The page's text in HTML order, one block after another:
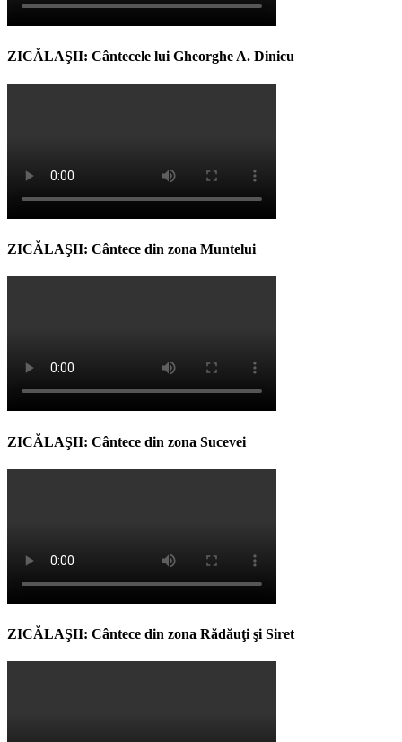
ZICĂLAŞII: Cântecele lui Gheorghe A. Dinicu
ZICĂLAŞII: Cântece din zona Muntelui
ZICĂLAŞII: Cântece din zona Sucevei
ZICĂLAŞII: Cântece din zona Rădăuţi şi Siret